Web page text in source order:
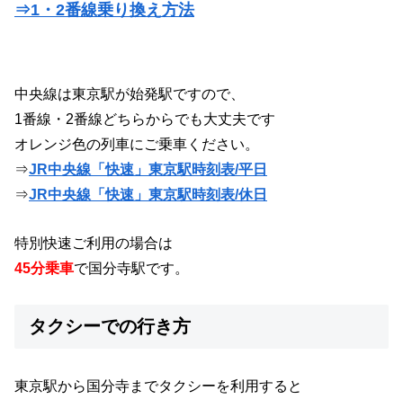
⇒1・2番線乗り換え方法
中央線は東京駅が始発駅ですので、
1番線・2番線どちらからでも大丈夫です
オレンジ色の列車にご乗車ください。
⇒JR中央線「快速」東京駅時刻表/平日
⇒JR中央線「快速」東京駅時刻表/休日
特別快速ご利用の場合は
45分乗車で国分寺駅です。
タクシーでの行き方
東京駅から国分寺までタクシーを利用すると